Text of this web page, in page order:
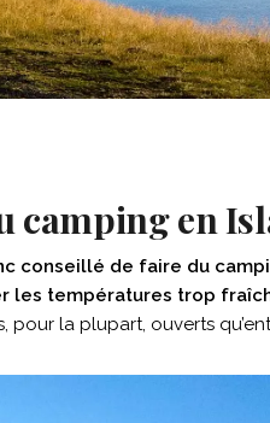
en
conseillé de faire du
les températures trop
pour la plupart, ouverts